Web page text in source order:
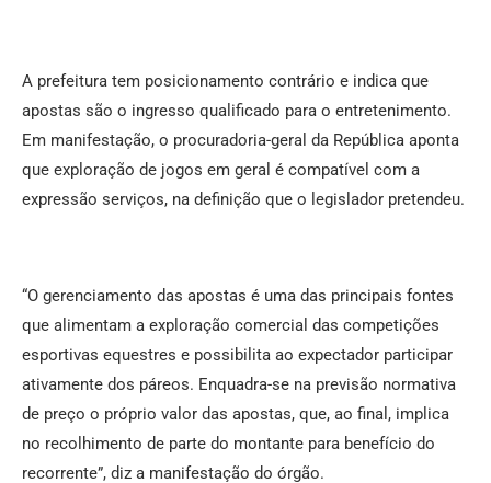
A prefeitura tem posicionamento contrário e indica que
apostas são o ingresso qualificado para o entretenimento.
Em manifestação, o procuradoria-geral da República aponta
que exploração de jogos em geral é compatível com a
expressão serviços, na definição que o legislador pretendeu.
“O gerenciamento das apostas é uma das principais fontes
que alimentam a exploração comercial das competições
esportivas equestres e possibilita ao expectador participar
ativamente dos páreos. Enquadra-se na previsão normativa
de preço o próprio valor das apostas, que, ao final, implica
no recolhimento de parte do montante para benefício do
recorrente”, diz a manifestação do órgão.